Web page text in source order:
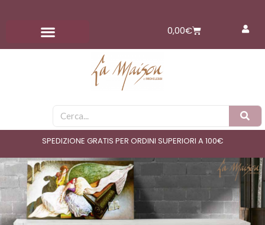
contenuto
0,00€Carrello
Cerca
SPEDIZIONE GRATIS PER ORDINI SUPERIORI A 100€